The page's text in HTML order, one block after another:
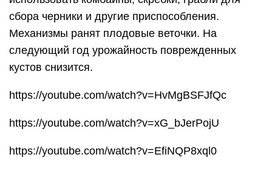
сбора черники и другие приспособления.
Механизмы ранят плодовые веточки. На
следующий год урожайность поврежденных
кустов снизится.
https://youtube.com/watch?v=HvMgBSFJfQc
https://youtube.com/watch?v=xG_bJerPojU
https://youtube.com/watch?v=EfiNQP8xql0